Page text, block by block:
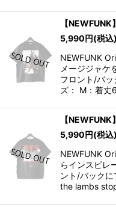
【
5,990円(税込)
NEWFUNK
メージジャケ
フロント/バッ
ズ： M：着
【
5,990円(税込)
NEWFUNK
らインスピレ
ント/バック
the lambs